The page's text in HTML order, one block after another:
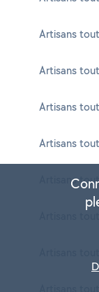
Artisans
Artisans
Artisans
Artisans
Artisans
Artisans
Artisans